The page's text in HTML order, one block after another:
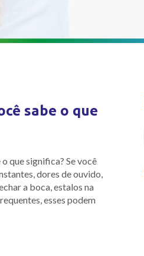
sabe o que
que significa? Se você
dores de ouvido,
a boca, estalos na
esses podem